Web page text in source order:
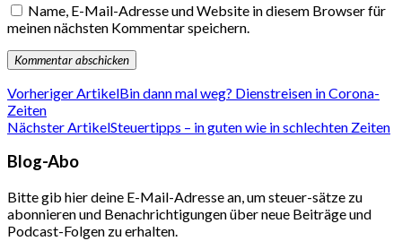
Name, E-Mail-Adresse und Website in diesem Browser für
meinen nächsten Kommentar speichern.
Vorheriger ArtikelBin dann mal weg? Dienstreisen in Corona-
Zeiten
Nächster ArtikelSteuertipps – in guten wie in schlechten Zeiten
Blog-Abo
Bitte gib hier deine E-Mail-Adresse an, um steuer-sätze zu
abonnieren und Benachrichtigungen über neue Beiträge und
Podcast-Folgen zu erhalten.